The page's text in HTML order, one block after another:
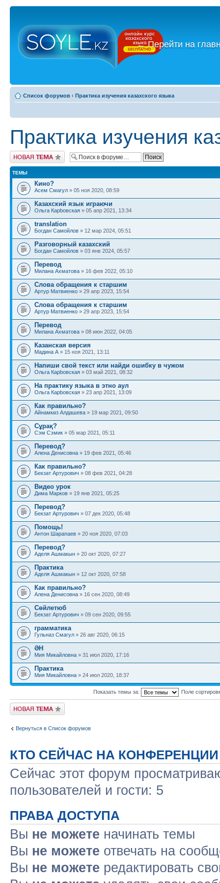
←Перейти на
Список форумов ‹ Практика изучения казахского языка
Практика изучения
Новая тема
ТЕМЫ
Кино?
Асем Смагул » 05 ноя 2020, 08:59
Казахский язык играючи
Ольга Карbовская » 05 апр 2021, 13:34
translation
Богдан Самойлов » 12 мар 2024, 05:51
Разговорный казахский
Богдан Самойлов » 03 янв 2024, 05:57
Перевод
Милана Ахматова » 16 фев 2022, 05:10
Слова обращения к старшим
Артур Матвиенко » 29 апр 2023, 15:54
Слова обращения к старшим
Артур Матвиенко » 29 апр 2023, 15:54
Перевод
Милана Ахматова » 08 июн 2022, 04:05
Казанская версия
Мадина A » 15 ноя 2021, 13:11
Напиши свой текст или найди ошибку в чужом
Ольга Карbовская » 03 май 2021, 08:32
На практику языка в этно аул
Ольга Карbовская » 23 апр 2021, 13:09
Как правильно?
Айнамкөз Алдашева » 19 мар 2021, 09:50
Сұрақ?
Сэм Сэмик » 05 мар 2021, 05:11
Перевод?
Алена Денисовна » 19 фев 2021, 05:46
Как правильно?
Бекзат Артурович » 08 фев 2021, 04:28
Видео урок
Дима Марков » 19 янв 2021, 05:25
Перевод?
Бекзат Артурович » 07 дек 2020, 05:48
Помощь!
Антон Шарапаев » 20 ноя 2020, 07:03
Перевод?
Аделя Ашмакын » 20 окт 2020, 07:27
Практика
Аделя Ашмакын » 12 окт 2020, 07:58
Как правильно?
Алена Денисовна » 16 сен 2020, 08:49
Сөйлетюб
Бекзат Артурович » 09 сен 2020, 09:55
грамматика
Гульназ Смагул » 26 авг 2020, 06:15
ӘН
Мия Микайловна » 31 июл 2020, 17:16
Практика
Мия Микайловна » 24 июл 2020, 18:37
Показать темы за: Поле
Новая тема
Вернуться в Список форумов
КТО СЕЙЧАС НА КОНФЕРЕНЦИИ
Сейчас этот форум
пользователей и гости: 5
ПРАВА ДОСТУПА
Вы не можете начинать темы
Вы не можете отвечать на
Вы не можете редактировать